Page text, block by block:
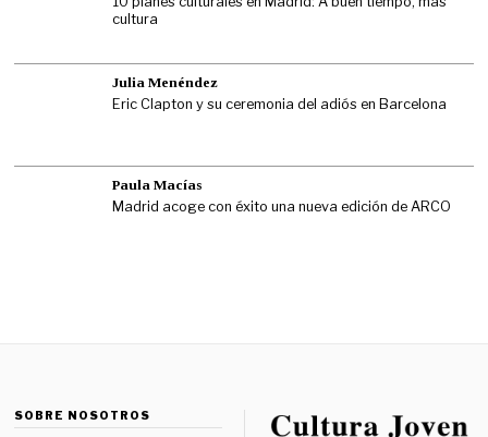
cultura
Julia Menéndez
Eric Clapton y su ceremonia del adiós en Barcelona
Paula Macías
Madrid acoge con éxito una nueva edición de ARCO
SOBRE NOSOTROS